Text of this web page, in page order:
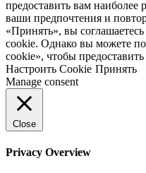
предоставить вам
ваши предпочтения и
«Принять», вы
cookie. Однако вы можете
cookie», чтобы
Настроить Cookie Принять
Manage consent
Close
Privacy Overview